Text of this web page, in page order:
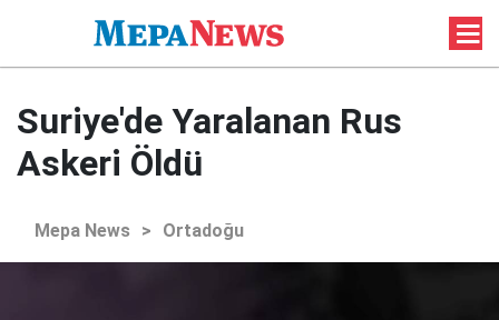
Suriye'de Yaralanan Rus
Askeri Öldü
Mepa News > Ortadoğu